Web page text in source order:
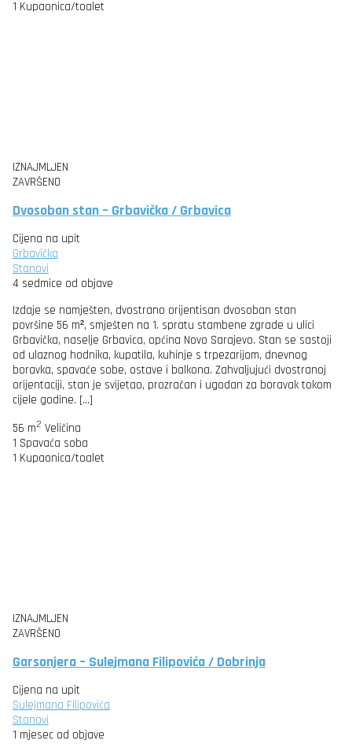
1 Kupaonica/toalet
IZNAJMLJEN
ZAVRŠENO
Dvosoban stan – Grbavička / Grbavica
Cijena na upit
Grbavička
Stanovi
4 sedmice od objave
Izdaje se namješten, dvostrano orijentisan dvosoban stan
površine 56 m², smješten na 1. spratu stambene zgrade u ulici
Grbavička, naselje Grbavica, općina Novo Sarajevo. Stan se sastoji
od ulaznog hodnika, kupatila, kuhinje s trpezarijom, dnevnog
boravka, spavaće sobe, ostave i balkona. Zahvaljujući dvostranoj
orijentaciji, stan je svijetao, prozračan i ugodan za boravak tokom
cijele godine. […]
56 m2 Veličina
1 Spavaća soba
1 Kupaonica/toalet
IZNAJMLJEN
ZAVRŠENO
Garsonjera – Sulejmana Filipovića / Dobrinja
Cijena na upit
Sulejmana Filipovića
Stanovi
1 mjesec od objave